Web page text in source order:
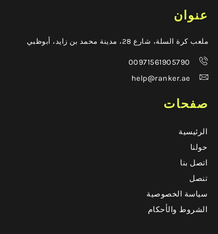
عنوان
ملعب كرة السلة، شارع 28، مدينة محمد بن زايد، أبوظبي
00971561905790
help@ranker.ae
صفحات
الرئيسية
حولنا
اتصل بنا
تنصل
سياسة الخصوصية
الشروط والأحكام